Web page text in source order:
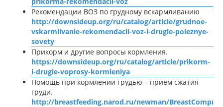
Рекомендации ВОЗ по грудному вскармливанию
http://downsideup.org/ru/catalog/article/grudnoe-
vskarmlivanie-rekomendacii-voz-i-drugie-poleznye-
sovety
Прикорм и другие вопросы кормления.
https://downsideup.org/ru/catalog/article/prikorm-
i-drugie-voprosy-kormleniya
Помощь при кормлении грудью – прием сжатия
груди.
http://breastfeeding.narod.ru/newman/